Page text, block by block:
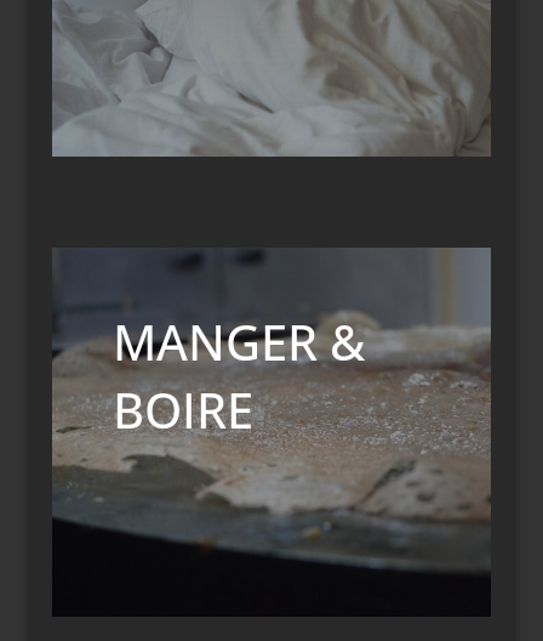
MANGER &
BOIRE